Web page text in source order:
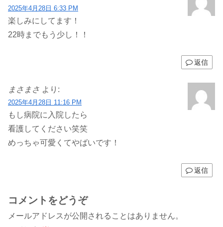
2025年4月28日 6:33 PM
楽しみにしてます！
22時までもう少し！！
返信
まさまさ より:
2025年4月28日 11:16 PM
もし病院に入院したら
看護してください笑笑
めっちゃ可愛くてやばいです！
返信
コメントをどうぞ
メールアドレスが公開されることはありません。